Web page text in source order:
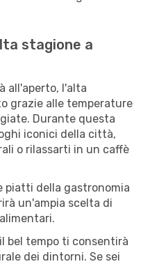
stagione a
all'aperto, l'alta
grazie alle temperature
Durante questa
iconici della città,
o rilassarti in un caffè
piatti della gastronomia
un'ampia scelta di
bel tempo ti consentirà
dei dintorni. Se sei